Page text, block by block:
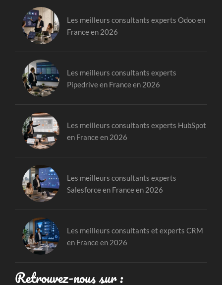
Les meilleurs consultants experts Odoo en
France en 2026
Les meilleurs consultants experts
Pipedrive en France en 2026
Les meilleurs consultants experts HubSpot
en France en 2026
Les meilleurs consultants experts
Salesforce en France en 2026
Les meilleurs consultants et experts CRM
en France en 2026
Retrouvez-nous sur :